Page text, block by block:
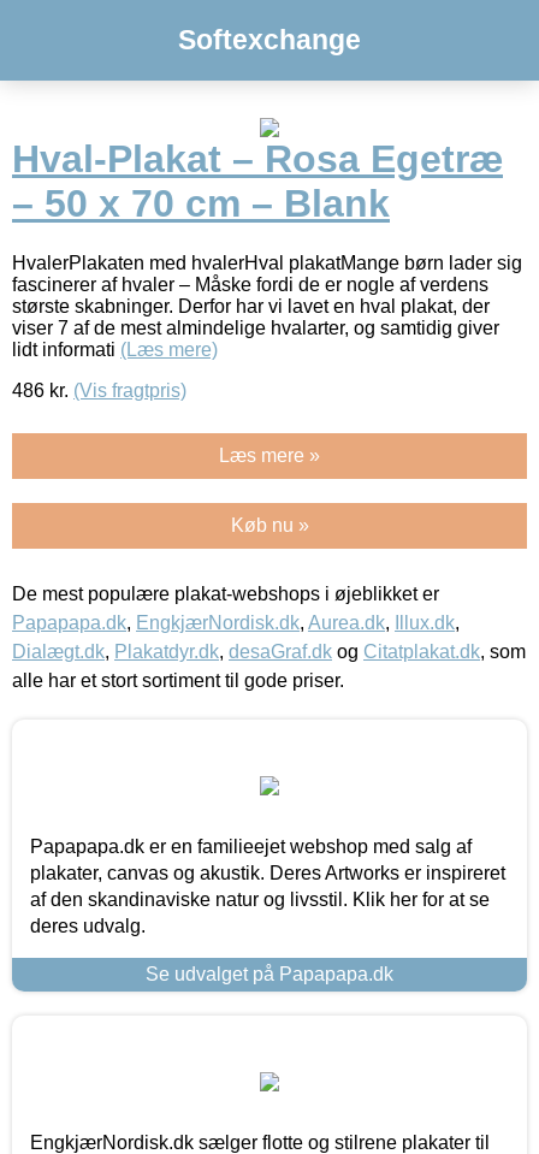
Softexchange
Hval-Plakat – Rosa Egetræ
– 50 x 70 cm – Blank
HvalerPlakaten med hvalerHval plakatMange børn lader sig
fascinerer af hvaler – Måske fordi de er nogle af verdens
største skabninger. Derfor har vi lavet en hval plakat, der
viser 7 af de mest almindelige hvalarter, og samtidig giver
lidt informati (Læs mere)
486 kr. (Vis fragtpris)
Læs mere »
Køb nu »
De mest populære plakat-webshops i øjeblikket er
Papapapa.dk, EngkjærNordisk.dk, Aurea.dk, Illux.dk,
Dialægt.dk, Plakatdyr.dk, desaGraf.dk og Citatplakat.dk, som
alle har et stort sortiment til gode priser.
Papapapa.dk er en familieejet webshop med salg af
plakater, canvas og akustik. Deres Artworks er inspireret
af den skandinaviske natur og livsstil. Klik her for at se
deres udvalg.
Se udvalget på Papapapa.dk
EngkjærNordisk.dk sælger flotte og stilrene plakater til